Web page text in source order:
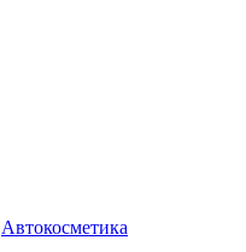
Автокосметика